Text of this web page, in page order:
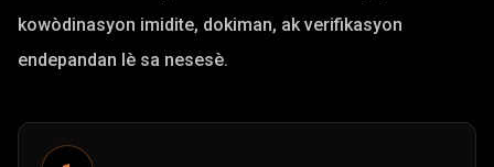
kowòdinasyon imidite, dokiman, ak verifikasyon
endepandan lè sa nesesè.